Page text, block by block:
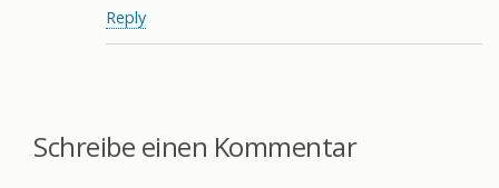
Reply
Schreibe einen Kommentar